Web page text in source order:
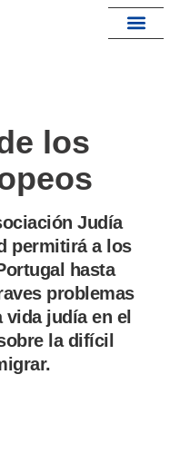
los
Judía
permitirá a los
hasta
problemas
judía en el
la difícil